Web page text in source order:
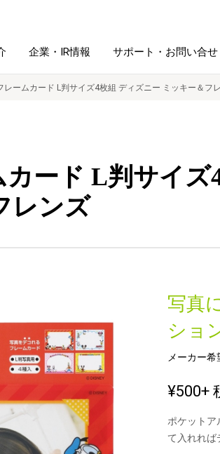
ファイル・
ホルダー用品
覧
ーション
企業・IR情報 サポート・お問い合せ
レームカード L判サイズ4枚組 ディズニー ミッキー＆フ
ード L判サイズ
レンズ
写真
ショ
メーカー
¥500+
ポケットア
て入れれば